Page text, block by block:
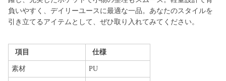
負いやすく、デイリーユースに最適な一品。あなたのスタイルを
引き立てるアイテムとして、ぜひ取り入れてみてください。
項目 仕様
素材 PU